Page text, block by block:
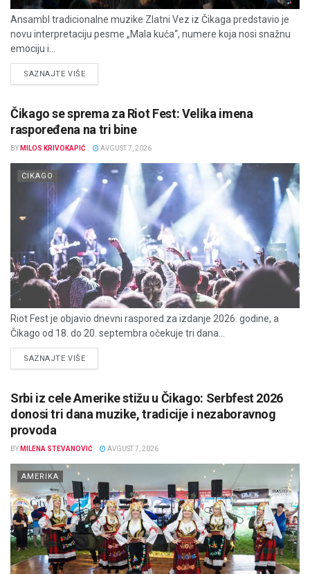
Ansambl tradicionalne muzike Zlatni Vez iz Čikaga predstavio je
novu interpretaciju pesme „Mala kuća“, numere koja nosi snažnu
emociju i...
SAZNAJTE VIŠEDETAILS
Čikago se sprema za Riot Fest: Velika imena
raspoređena na tri bine
BY MILOS KRIVOKAPIĆ AVGUST 7, 2026
CIKAGO
Riot Fest je objavio dnevni raspored za izdanje 2026. godine, a
Čikago od 18. do 20. septembra očekuje tri dana...
SAZNAJTE VIŠEDETAILS
Srbi iz cele Amerike stižu u Čikago: Serbfest 2026
donosi tri dana muzike, tradicije i nezaboravnog
provoda
BY MILENA STEVANOVIĆ AVGUST 7, 2026
AMERIKA